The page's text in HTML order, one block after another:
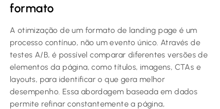
formato
A otimização de um formato de landing page é um
processo contínuo, não um evento único. Através de
testes A/B, é possível comparar diferentes versões de
elementos da página, como títulos, imagens, CTAs e
layouts, para identificar o que gera melhor
desempenho. Essa abordagem baseada em dados
permite refinar constantemente a página,